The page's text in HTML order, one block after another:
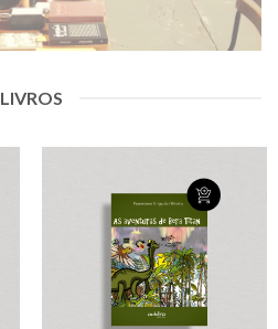
LIVROS